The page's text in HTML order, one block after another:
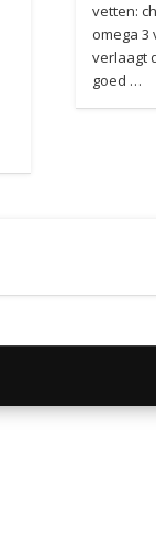
vetten:
omega 3
verlaagt
goed …